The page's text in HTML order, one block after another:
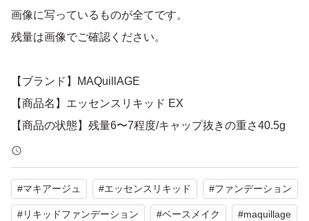
画像に写っているものが全てです。
残量は画像でご確認ください。
【ブランド】MAQuillAGE
【商品名】エッセンスリキッド EX
【商品の状態】残量6〜7程度/キャップ抜きの重さ40.5g
【カラー】ベビーオークル00
#マキアージュ #エッセンスリキッド #ファンデーション
#リキッドファンデーション #ベースメイク #maquillage